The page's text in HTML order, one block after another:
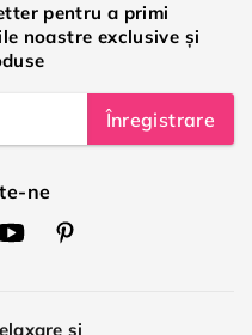
pentru a primi
noastre exclusive și
Înregistrare
ne
Youtube
Zuty
Pinterest